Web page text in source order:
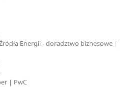
Energii - doradztwo biznesowe |
| PwC